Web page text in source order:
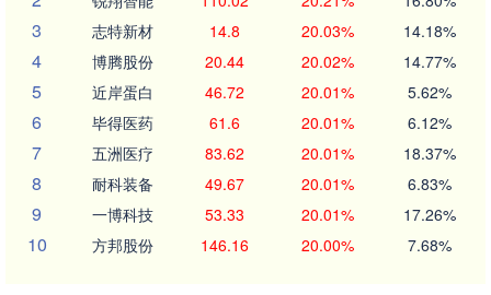
3 志特新材 14.8 20.03% 14.18%
4 博腾股份 20.44 20.02% 14.77%
5 近岸蛋白 46.72 20.01% 5.62%
6 毕得医药 61.6 20.01% 6.12%
7 五洲医疗 83.62 20.01% 18.37%
8 耐科装备 49.67 20.01% 6.83%
9 一博科技 53.33 20.01% 17.26%
10 方邦股份 146.16 20.00% 7.68%